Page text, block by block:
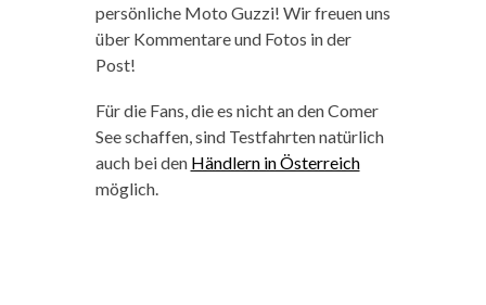
persönliche Moto Guzzi! Wir freuen uns
über Kommentare und Fotos in der
Post!
Für die Fans, die es nicht an den Comer
See schaffen, sind Testfahrten natürlich
auch bei den Händlern in Österreich
möglich.